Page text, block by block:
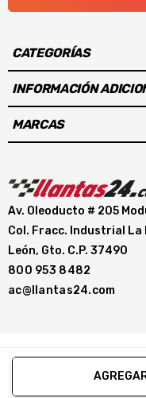
CATEGORÍAS
INFORMACIÓN
MARCAS
Av. Oleoducto # 205
Col. Fracc. Industrial La
León, Gto. C.P. 37490
800 953 8482
ac@llantas24.com